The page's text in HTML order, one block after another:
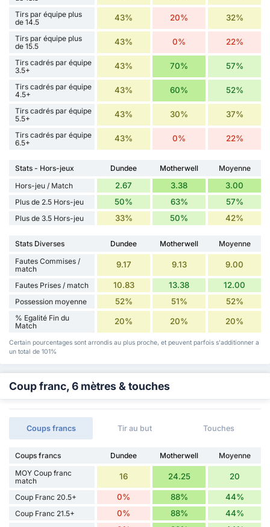
Tirs par équipe plus
de 14.5
43% 20% 32%
Tirs par équipe plus
de 15.5
43% 0% 22%
Tirs cadrés par équipe
3.5+
43% 70% 57%
Tirs cadrés par équipe
4.5+
43% 60% 52%
Tirs cadrés par équipe
5.5+
43% 30% 37%
Tirs cadrés par équipe
6.5+
43% 0% 22%
Stats - Hors-jeux Dundee Motherwell
Moyenne
Hors-jeu / Match
2.67 3.38 3.00
Plus de 2.5 Hors-jeu 50% 63% 57%
Plus de 3.5 Hors-jeu 33% 50% 42%
Stats Diverses Dundee Motherwell
Moyenne
Fautes Commises /
match
9.17 9.13 9.00
Fautes Prises / match 10.83 13.38 12.00
Possession moyenne 52% 51% 52%
% Egalité Fin du
Match
20% 20% 20%
Certain pourcentages sont arrondis au plus proche, et peuvent parfois s'additionner a
un total de 101%
Coup franc, 6 mètres & touches
Coups francs Tir au but Touches
Coups francs Dundee Motherwell
Moyenne
MOY Coup franc
match
16 24.25 20
Coup Franc 20.5+ 0% 88% 44%
Coup Franc 21.5+ 0% 88% 44%